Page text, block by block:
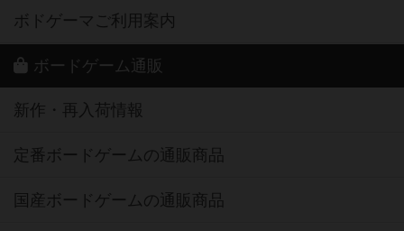
ボドゲーマご利用案内
ボードゲーム通販
新作・再入荷情報
定番ボードゲームの通販商品
国産ボードゲームの通販商品